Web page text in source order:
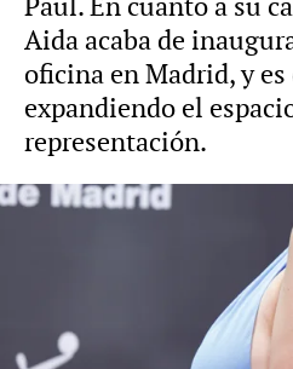
Aida acaba de
oficina en Madrid, y
expandiendo el
representación.
Ana Legazpi, ¿su
volver con Alba Paul?: